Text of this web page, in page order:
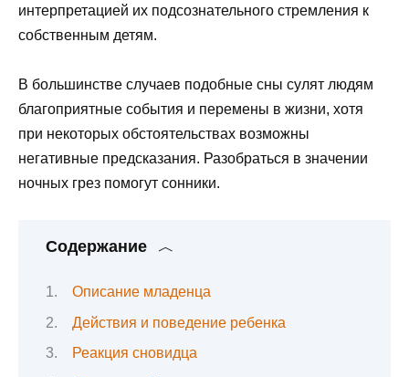
интерпретацией их подсознательного стремления к
собственным детям.
В большинстве случаев подобные сны сулят людям
благоприятные события и перемены в жизни, хотя
при некоторых обстоятельствах возможны
негативные предсказания. Разобраться в значении
ночных грез помогут сонники.
Содержание
Описание младенца
Действия и поведение ребенка
Реакция сновидца